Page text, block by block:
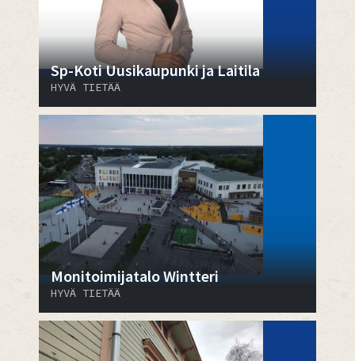
Sp-Koti Uusikaupunki ja Laitila
HYVÄ TIETÄÄ
Monitoimijatalo Wintteri
HYVÄ TIETÄÄ